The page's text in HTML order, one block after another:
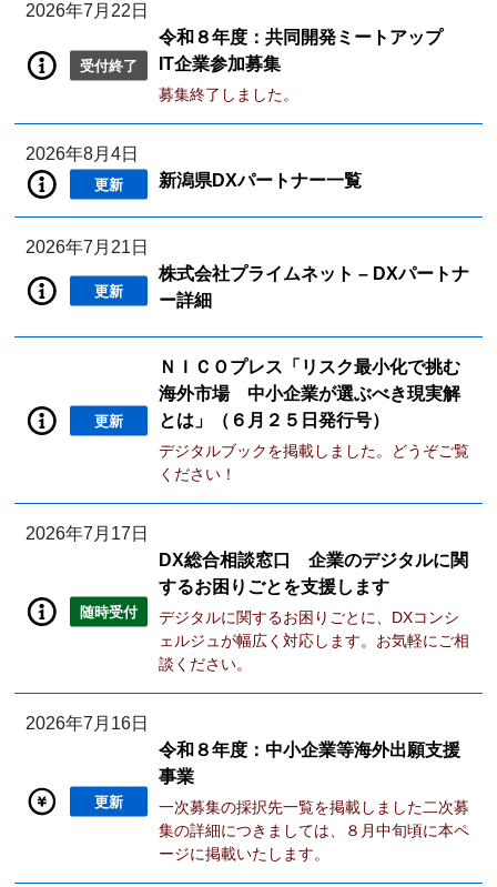
2026年7月22日
受付終了
令和８年度：共同開発ミートアップ
IT企業参加募集
募集終了しました。
2026年8月4日
更新 新潟県DXパートナー一覧
2026年7月21日
更新
株式会社プライムネット – DXパートナ
ー詳細
更新
ＮＩＣＯプレス「リスク最小化で挑む
海外市場 中小企業が選ぶべき現実解
とは」（６月２５日発行号）
デジタルブックを掲載しました。どうぞご覧
ください！
2026年7月17日
随時受付
DX総合相談窓口 企業のデジタルに関
するお困りごとを支援します
デジタルに関するお困りごとに、DXコンシ
ェルジュが幅広く対応します。お気軽にご相
談ください。
2026年7月16日
更新
令和８年度：中小企業等海外出願支援
事業
一次募集の採択先一覧を掲載しました二次募
集の詳細につきましては、８月中旬頃に本ペ
ージに掲載いたします。